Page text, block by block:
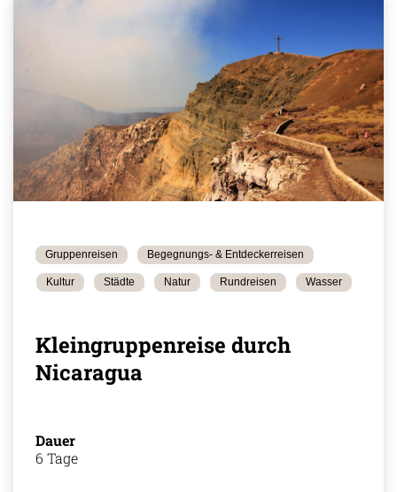
Gruppenreisen Begegnungs- & Entdeckerreisen
Kultur Städte Natur Rundreisen Wasser
Kleingruppenreise durch
Nicaragua
Dauer
6 Tage